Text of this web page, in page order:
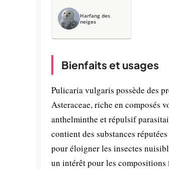
Harfang des
neiges
Bienfaits et usages
Pulicaria vulgaris possède des
Asteraceae, riche en composés
anthelminthe et répulsif
contient des substances
pour éloigner les insectes
un intérêt pour les